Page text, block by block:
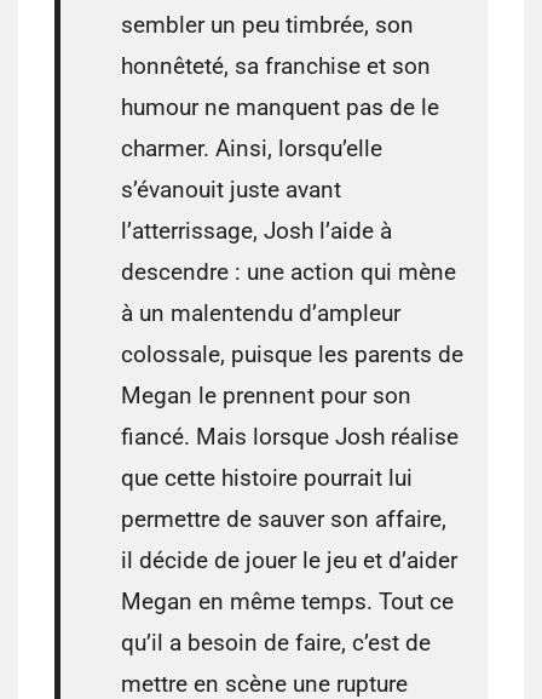
sembler un peu timbrée, son
honnêteté, sa franchise et son
humour ne manquent pas de le
charmer. Ainsi, lorsqu’elle
s’évanouit juste avant
l’atterrissage, Josh l’aide à
descendre : une action qui mène
à un malentendu d’ampleur
colossale, puisque les parents de
Megan le prennent pour son
fiancé. Mais lorsque Josh réalise
que cette histoire pourrait lui
permettre de sauver son affaire,
il décide de jouer le jeu et d’aider
Megan en même temps. Tout ce
qu’il a besoin de faire, c’est de
mettre en scène une rupture